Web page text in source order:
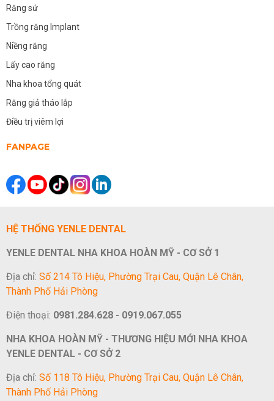
Răng sứ
Trồng răng Implant
Niềng răng
Lấy cao răng
Nha khoa tổng quát
Răng giả tháo lắp
Điều trị viêm lợi
FANPAGE
HỆ THỐNG YENLE DENTAL
YENLE DENTAL NHA KHOA HOÀN MỸ - CƠ SỞ 1
Địa chỉ: Số 214 Tô Hiệu, Phường Trại Cau, Quận Lê Chân,
Thành Phố Hải Phòng
Điện thoại: 0981.284.628 - 0919.067.055
NHA KHOA HOÀN MỸ - THƯƠNG HIỆU MỚI NHA KHOA
YENLE DENTAL - CƠ SỞ 2
Địa chỉ: Số 118 Tô Hiệu, Phường Trại Cau, Quận Lê Chân,
Thành Phố Hải Phòng